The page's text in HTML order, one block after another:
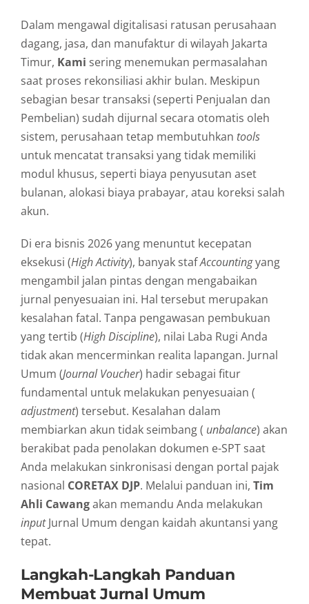
Dalam mengawal digitalisasi ratusan perusahaan
dagang, jasa, dan manufaktur di wilayah Jakarta
Timur, Kami sering menemukan permasalahan
saat proses rekonsiliasi akhir bulan. Meskipun
sebagian besar transaksi (seperti Penjualan dan
Pembelian) sudah dijurnal secara otomatis oleh
sistem, perusahaan tetap membutuhkan tools
untuk mencatat transaksi yang tidak memiliki
modul khusus, seperti biaya penyusutan aset
bulanan, alokasi biaya prabayar, atau koreksi salah
akun.
Di era bisnis 2026 yang menuntut kecepatan
eksekusi (High Activity), banyak stafAccountingyang
mengambil jalan pintas dengan mengabaikan
jurnal penyesuaian ini. Hal tersebut merupakan
kesalahan fatal. Tanpa pengawasan pembukuan
yang tertib (High Discipline), nilai Laba Rugi Anda
tidak akan mencerminkan realita lapangan. Jurnal
Umum (Journal Voucher) hadir sebagai fitur
fundamental untuk melakukan penyesuaian (
adjustment) tersebut. Kesalahan dalam
membiarkan akun tidak seimbang ( unbalance) akan
berakibat pada penolakan dokumen e-SPT saat
Anda melakukan sinkronisasi dengan portal pajak
nasional CORETAX DJP. Melalui panduan ini, Tim
Ahli Cawangakan memandu Anda melakukan
inputJurnal Umum dengan kaidah akuntansi yang
tepat.
Langkah-Langkah Panduan
Membuat Jurnal Umum